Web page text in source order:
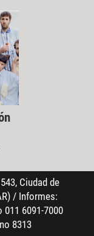
Ciudad de
/ Informes:
011 6091-7000
8313